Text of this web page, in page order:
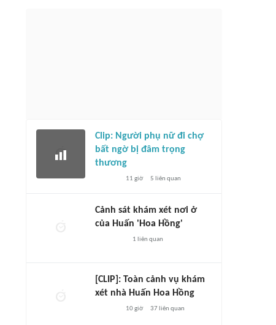
Clip: Người phụ nữ đi chợ
bất ngờ bị đâm trọng
thương
11 giờ 5 liên quan
Cảnh sát khám xét nơi ở
của Huấn 'Hoa Hồng'
1 liên quan
[CLIP]: Toàn cảnh vụ khám
xét nhà Huấn Hoa Hồng
10 giờ 37liên quan